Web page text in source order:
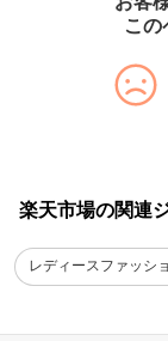
この
楽天市場の関連
レディースファッシ